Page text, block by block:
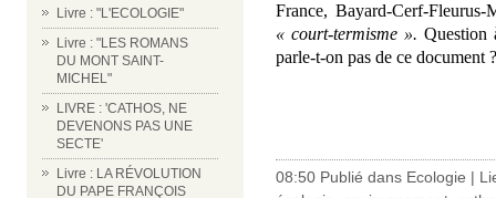
Livre : "L'ECOLOGIE"
Livre : "LES ROMANS
DU MONT SAINT-
MICHEL"
LIVRE : 'CATHOS, NE
DEVENONS PAS UNE
SECTE'
Livre : LA RÉVOLUTION
DU PAPE FRANÇOIS
France, Bayard-Cerf-
« court-termisme ». Question
parle-t-on pas de ce document ?
08:50 Publié dans Ecologie |